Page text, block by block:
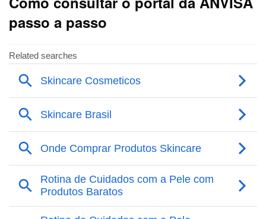
passo a passo